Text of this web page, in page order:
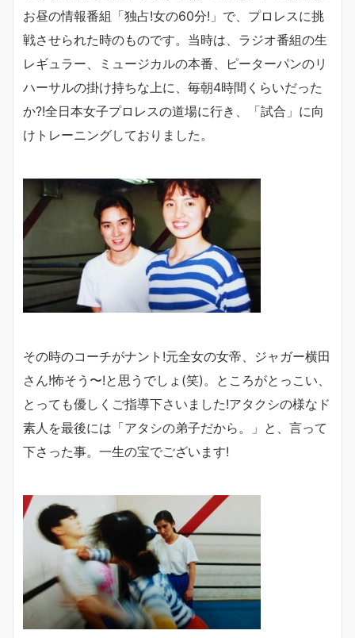
お昼の情報番組「独占!女の60分!」で、プロレスに挑
戦させられた時のものです。当時は、ラジオ番組の生
レギュラー、ミュージカルの本番、ピーターパンのリ
ハーサルの掛け持ちな上に、毎朝4時間くらいだった
か?!全日本女子プロレスの道場に行き、「試合」に向
けトレーニングしておりました。
その時のコーチがナント!元全女の女帝、ジャガー横田
さん!怖そう〜!と思うでしょ(笑)。ところがとっこい、
とっても優しくご指導下さいました!アタクシの様なド
素人を最後には「アタシの弟子だから。」と、言って
下さった事。一生の宝でございます!